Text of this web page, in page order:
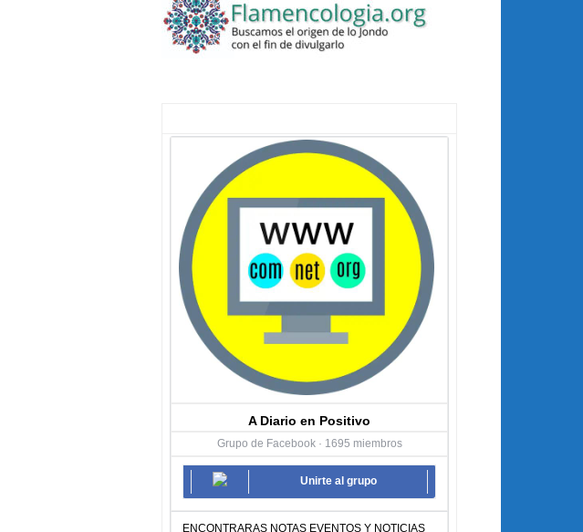
A Diario en Positivo
Grupo de Facebook · 1695 miembros
Unirte al grupo
ENCONTRARAS NOTAS EVENTOS Y NOTICIAS